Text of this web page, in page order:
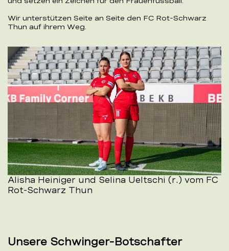
Wir unterstützen Seite an Seite den FC Rot-Schwarz
Thun auf ihrem Weg.
Alisha Heiniger und Selina Ueltschi (r.) vom FC
Rot-Schwarz Thun
Unsere Schwinger-Botschafter